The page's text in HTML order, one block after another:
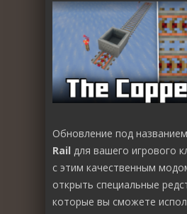
Обновление под названием
Rail для вашего игрового
с этим качественным
открыть специальные
которые вы сможете